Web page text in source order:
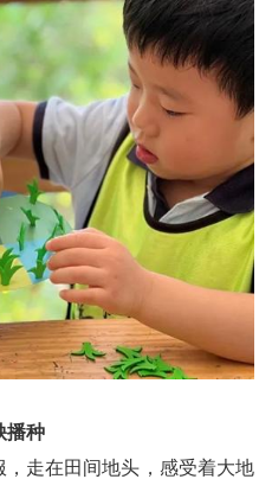
播种
走在田间地头，感受着大地